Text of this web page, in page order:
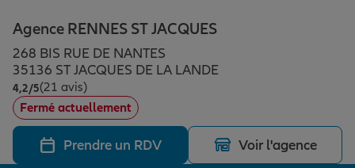
Assurance animal de compagnie
Protection juridique
Plan épargne retraite
Assurance vie
Vos projets
Partir en vacances
Conseil assurance
Agence RENNES ST JACQUES
268 BIS RUE DE NANTES
35136 ST JACQUES DE LA LANDE
4,2/5Note de 4.2 sur 5
(21 avis)
Fermé actuellement
Prendre un RDV Voir l'agence